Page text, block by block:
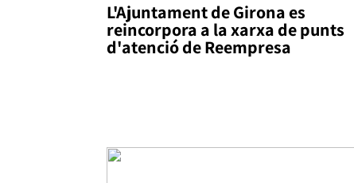
L'Ajuntament de Girona es
reincorpora a la xarxa de punts
d'atenció de Reempresa